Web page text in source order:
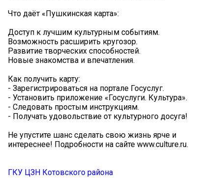
Что даёт «Пушкинская карта»:
Доступ к лучшим культурным событиям.
Возможность расширить кругозор.
Развитие творческих способностей.
Новые знакомства и впечатления.
Как получить карту:
- Зарегистрироваться на портале Госуслуг.
- Установить приложение «Госуслуги. Культура».
- Следовать простым инструкциям.
- Получать удовольствие от культурного досуга!
Не упустите шанс сделать свою жизнь ярче и
интереснее! Подробности на сайте www.culture.ru.
ГКУ ЦЗН Котовского района